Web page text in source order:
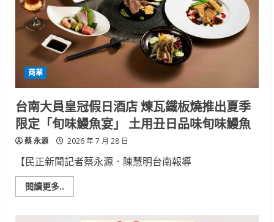
相！
崑
山
科
大
聯
手
旭
力
簽
署
MOU
布
局
低
經
濟
商業
台南大員皇冠假日酒店 煉瓦鐵板燒推出夏季
限定「旬味鰻魚宴」 土用丑日品味旬味鰻魚
蔡 永源 2026 年 7 月 28 日
【民正新聞記者蔡永源．陳慧明台南報導
閱讀更多..
more